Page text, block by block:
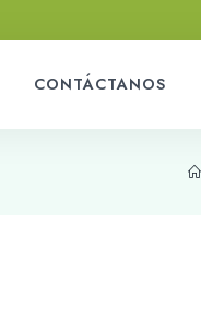
CONTÁCTANOS